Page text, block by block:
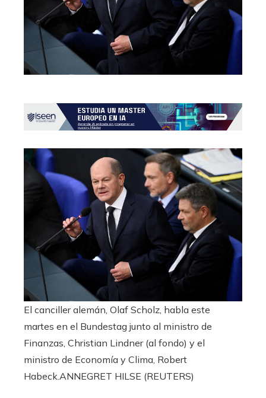
El canciller alemán, Olaf Scholz, habla este
martes en el Bundestag junto al ministro de
Finanzas, Christian Lindner (al fondo) y el
ministro de Economía y Clima, Robert
Habeck. ANNEGRET HILSE (REUTERS)